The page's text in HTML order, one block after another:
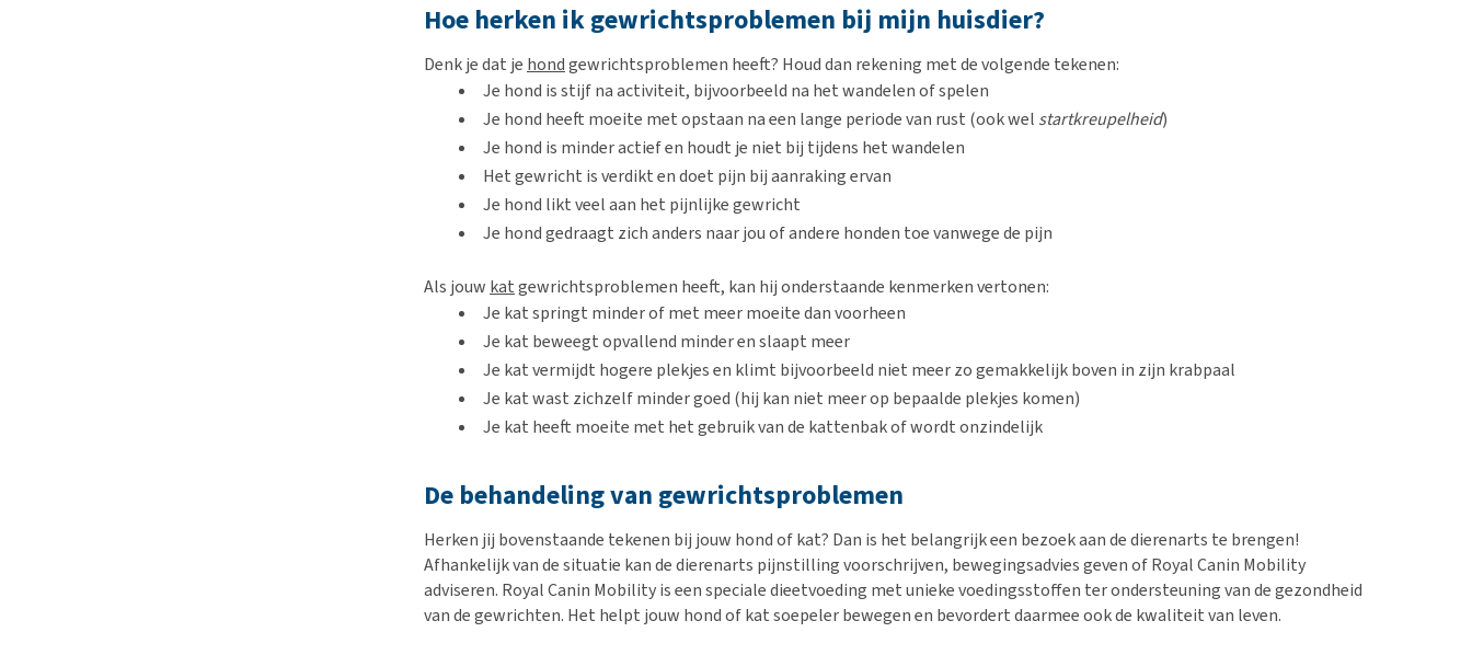
Hoe herken ik gewrichtsproblemen bij mijn huisdier?
Denk je dat je hondgewrichtsproblemen heeft? Houd dan rekening met de volgende tekenen:
Je hond is stijf na activiteit, bijvoorbeeld na het wandelen of spelen
Je hond heeft moeite met opstaan na een lange periode van rust (ook wel startkreupelheid)
Je hond is minder actief en houdt je niet bij tijdens het wandelen
Het gewricht is verdikt en doet pijn bij aanraking ervan
Je hond likt veel aan het pijnlijke gewricht
Je hond gedraagt zich anders naar jou of andere honden toe vanwege de pijn
Als jouw katgewrichtsproblemen heeft, kan hij onderstaande kenmerken vertonen:
Je kat springt minder of met meer moeite dan voorheen
Je kat beweegt opvallend minder en slaapt meer
Je kat vermijdt hogere plekjes en klimt bijvoorbeeld niet meer zo gemakkelijk boven in zijn krabpaal
Je kat wast zichzelf minder goed (hij kan niet meer op bepaalde plekjes komen)
Je kat heeft moeite met het gebruik van de kattenbak of wordt onzindelijk
De behandeling van gewrichtsproblemen
Herken jij bovenstaande tekenen bij jouw hond of kat? Dan is het belangrijk een bezoek aan de dierenarts te brengen!
Afhankelijk van de situatie kan de dierenarts pijnstilling voorschrijven, bewegingsadvies geven of Royal Canin Mobility
adviseren. Royal Canin Mobility is een speciale dieetvoeding met unieke voedingsstoffen ter ondersteuning van de gezondheid
van de gewrichten. Het helpt jouw hond of kat soepeler bewegen en bevordert daarmee ook de kwaliteit van leven.